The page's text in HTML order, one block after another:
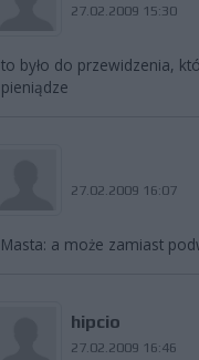
27.02.2009 15:30
to było do przewidzenia,
pieniądze
27.02.2009 16:07
Masta: a może zamiast
hipcio
27.02.2009 16:46